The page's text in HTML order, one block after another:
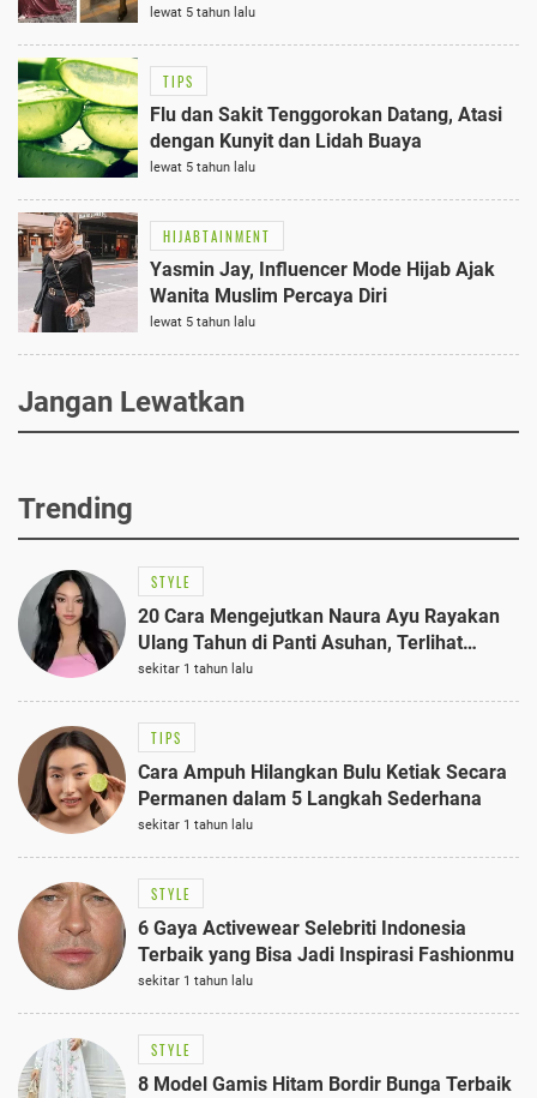
lewat 5 tahun lalu
TIPS
Flu dan Sakit Tenggorokan Datang, Atasi
dengan Kunyit dan Lidah Buaya
lewat 5 tahun lalu
HIJABTAINMENT
Yasmin Jay, Influencer Mode Hijab Ajak
Wanita Muslim Percaya Diri
lewat 5 tahun lalu
Jangan Lewatkan
Trending
STYLE
20 Cara Mengejutkan Naura Ayu Rayakan
Ulang Tahun di Panti Asuhan, Terlihat
Anggun dengan Kaftan Cokelat
sekitar 1 tahun lalu
TIPS
Cara Ampuh Hilangkan Bulu Ketiak Secara
Permanen dalam 5 Langkah Sederhana
sekitar 1 tahun lalu
STYLE
6 Gaya Activewear Selebriti Indonesia
Terbaik yang Bisa Jadi Inspirasi Fashionmu
sekitar 1 tahun lalu
STYLE
8 Model Gamis Hitam Bordir Bunga Terbaik